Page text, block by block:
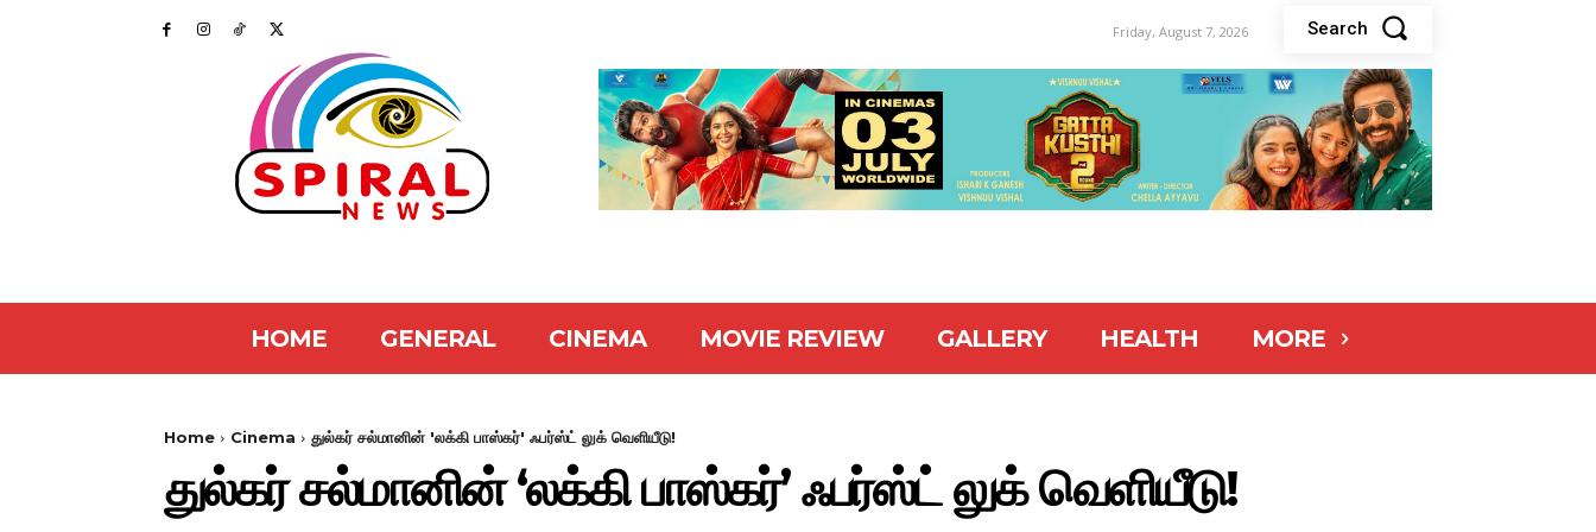
Friday, August 7, 2026 Search
HOME GENERAL CINEMA MOVIE REVIEW GALLERY HEALTH MORE
Home Cinema துல்கர் சல்மானின் 'லக்கி பாஸ்கர்' ஃபர்ஸ்ட் லுக் வெளியீடு!
துல்கர் சல்மானின் ‘லக்கி பாஸ்கர்’ ஃபர்ஸ்ட் லுக் வெளியீடு!